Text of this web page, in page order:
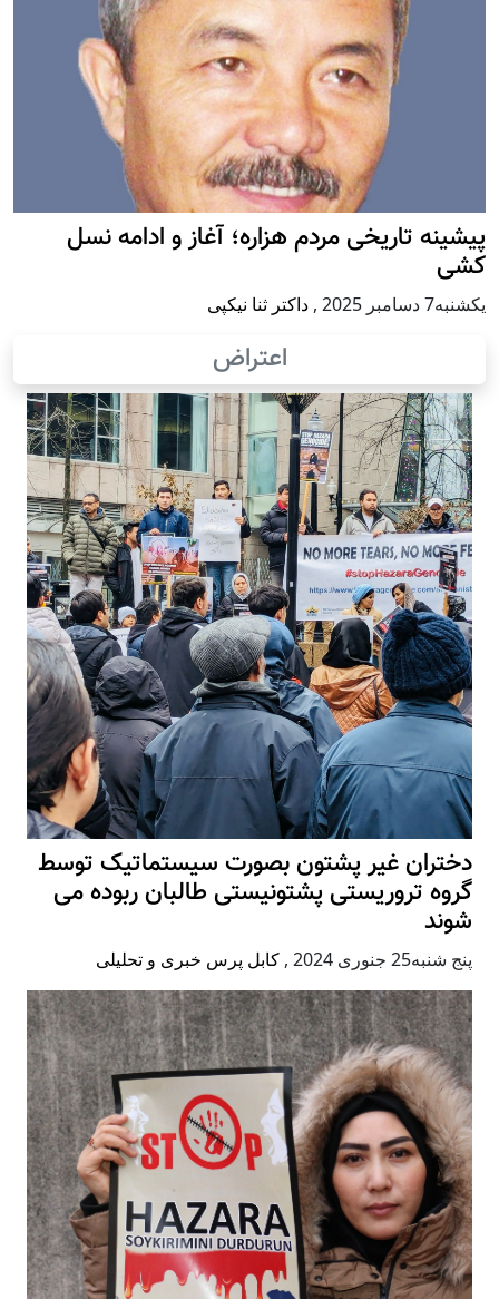
پيشينه تاريخی مردم هزاره؛ آغاز و ادامه نسل
کشی
يكشنبه7 دسامبر 2025 , داکتر ثنا نیکپی
اعتراض
دختران غیر پشتون بصورت سیستماتیک توسط
گروه تروریستی پشتونیستی طالبان ربوده می
شوند
پنج شنبه25 جنوری 2024 , کابل پرس خبری و تحلیلی